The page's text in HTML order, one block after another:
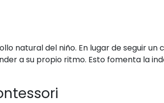
natural del niño. En lugar de seguir un
a su propio ritmo. Esto fomenta la